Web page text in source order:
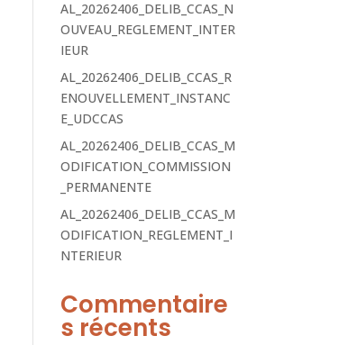
AL_20262406_DELIB_CCAS_N
OUVEAU_REGLEMENT_INTER
IEUR
AL_20262406_DELIB_CCAS_R
ENOUVELLEMENT_INSTANC
E_UDCCAS
AL_20262406_DELIB_CCAS_M
ODIFICATION_COMMISSION
_PERMANENTE
AL_20262406_DELIB_CCAS_M
ODIFICATION_REGLEMENT_I
NTERIEUR
Commentaire
s récents